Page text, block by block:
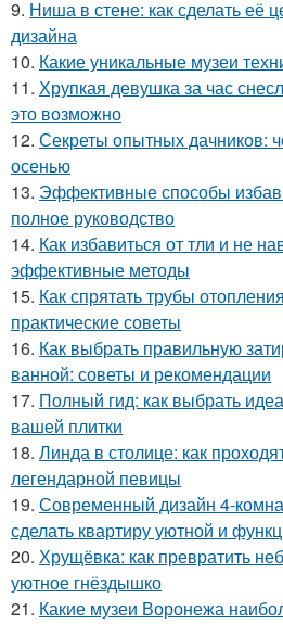
9. Ниша в стене: как сделать её
дизайна
10. Какие уникальные музеи
11. Хрупкая девушка за час
это возможно
12. Секреты опытных дачников:
осенью
13. Эффективные способы
полное руководство
14. Как избавиться от тли и не
эффективные методы
15. Как спрятать трубы
практические советы
16. Как выбрать правильную
ванной: советы и рекомендации
17. Полный гид: как выбрать
вашей плитки
18. Линда в столице: как
легендарной певицы
19. Современный дизайн 4-
сделать квартиру уютной и
20. Хрущёвка: как превратить
уютное гнёздышко
21. Какие музеи Воронежа